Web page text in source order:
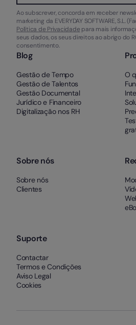
Ao subscrever, concorda em receber
marketing da EVERYDAY SOFTWARE, S.L.
Política de Privacidade para mais
seus dados, os seus direitos ao abrigo do
consentimento.
Blog
Gestão de Tempo
Gestão de Talentos
Gestão Documental
Jurídico e Financeiro
Digitalização nos RH
O
Sobre nós
Sobre nós
Clientes
Suporte
Contactar
Termos e Condições
Aviso Legal
Cookies